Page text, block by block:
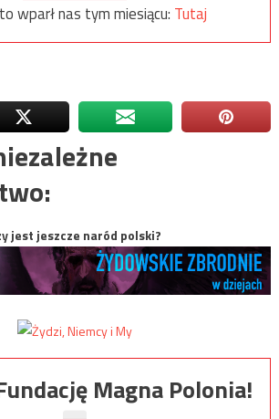
wparł nas tym miesiącu: Tutaj
jest jeszcze naród polski?
Magna Polonia!